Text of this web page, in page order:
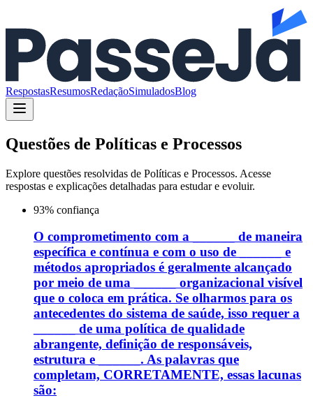
RespostasResumosRedaçãoSimuladosBlog
Questões de Políticas e Processos
Explore questões resolvidas de Políticas e Processos. Acesse
respostas e explicações detalhadas para estudar e evoluir.
93% confiança
O comprometimento com a ______ de maneira
específica e contínua e com o uso de ______ e
métodos apropriados é geralmente alcançado
por meio de uma ______ organizacional visível
que o coloca em prática. Se olharmos para os
antecedentes do sistema de saúde, isso requer a
______ de uma política de qualidade
abrangente, definição de responsáveis,
estrutura e ______. As palavras que
completam, CORRETAMENTE, essas lacunas
são: